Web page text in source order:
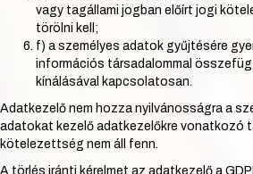
vagy tagállami jogban előírt jogi
törölni kell;
f) a személyes adatok gyűjtésére
információs társadalommal
kínálásával kapcsolatosan.
Adatkezelő nem hozza nyilvánosságra a
adatokat kezelő adatkezelőkre vonatkozó
kötelezettség nem áll fenn.
A törlés iránti kérelmet az adatkezelő a